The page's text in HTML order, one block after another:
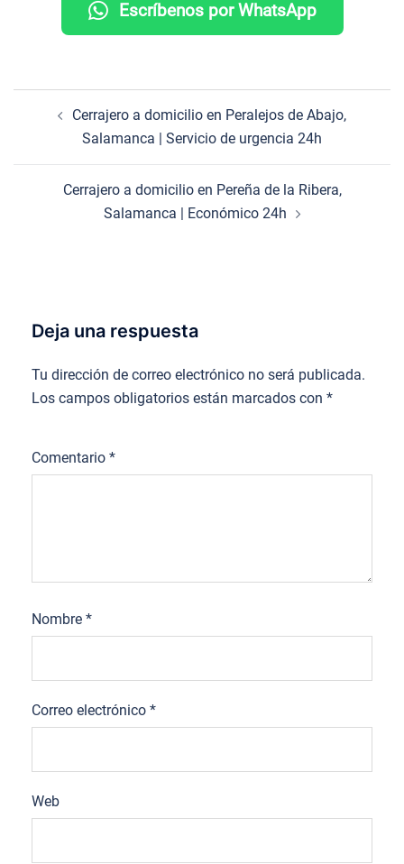
Escríbenos por WhatsApp
entradas
Cerrajero a domicilio en Peralejos de Abajo,
Salamanca | Servicio de urgencia 24h
Cerrajero a domicilio en Pereña de la Ribera,
Salamanca | Económico 24h
Deja una respuesta
Tu dirección de correo electrónico no será publicada.
Los campos obligatorios están marcados con *
Comentario *
Nombre *
Correo electrónico *
Web